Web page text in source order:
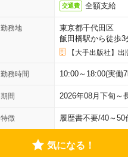
交通費 全額支給
勤務地
東京都千代田区
飯田橋駅から徒歩3
【大手出版社】
勤務時間 10:00～18:00(実
期間 2026年08月下旬
特徴 履歴書不要/40～50
気になる！